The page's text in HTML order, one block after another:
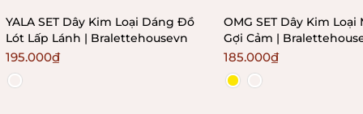
YALA SET Dây Kim Loại Dáng Đồ
Lót Lấp Lánh | Bralettehousevn
195.000₫
OMG SET Dây Kim Loại
Gợi Cảm |
185.000₫